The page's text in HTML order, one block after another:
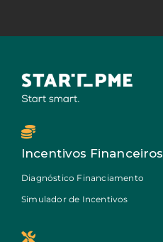
Incentivos Financeiros
Diagnóstico Financiamento
Simulador de Incentivos